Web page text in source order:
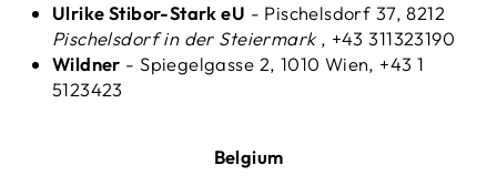
Ulrike Stibor-Stark eU - Pischelsdorf 37, 8212
Pischelsdorf in der Steiermark, +43 311323190
Wildner - Spiegelgasse 2, 1010 Wien, +43 1
5123423
Belgium